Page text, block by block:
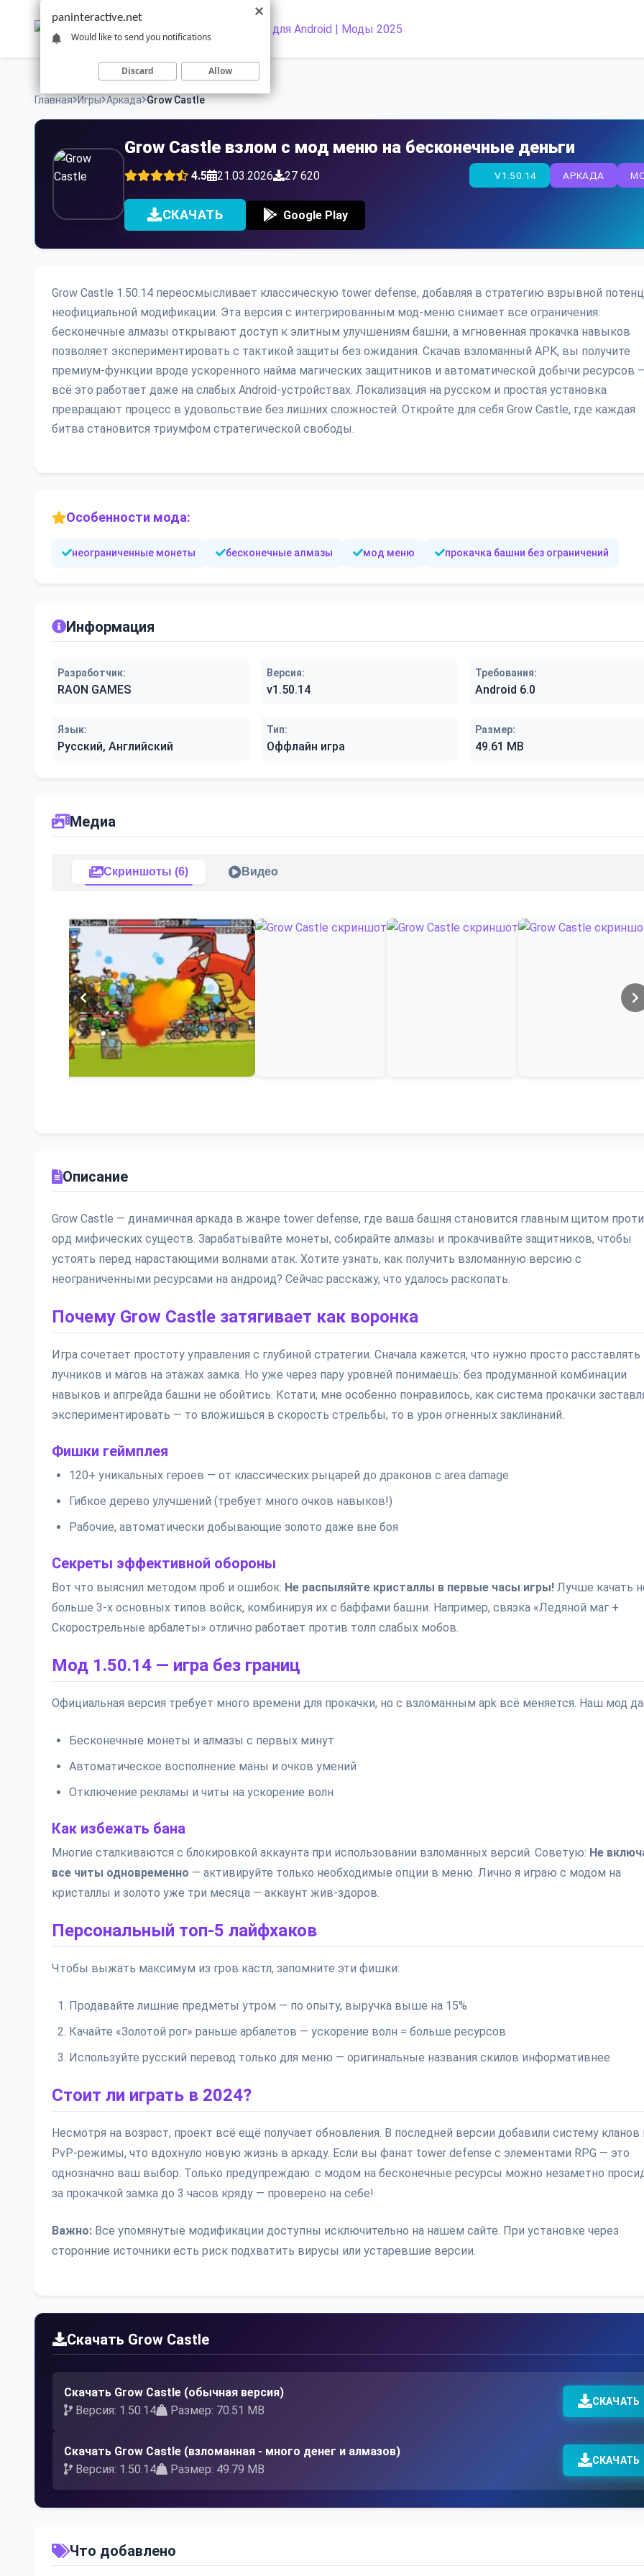
Главная Игры Аркада Grow Castle
Grow Castle взлом с мод меню на бесконечные деньги
4.5 21.03.2026 27 620 АРКАДА
V1.50.14
СКАЧАТЬ Google Play
Grow Castle 1.50.14 переосмысливает классическую tower defense, добавляя в стратегию взрывной
неофициальной модификации. Эта версия с интегрированным мод-меню снимает все ограничения:
бесконечные алмазы открывают доступ к элитным улучшениям башни, а мгновенная прокачка навыков
позволяет экспериментировать с тактикой защиты без ожидания. Скачав взломанный APK, вы получите
премиум-функции вроде ускоренного найма магических защитников и автоматической добычи ресурсов
всё это работает даже на слабых Android-устройствах. Локализация на русском и простая установка
превращают процесс в удовольствие без лишних сложностей. Откройте для себя Grow Castle, где каждая
битва становится триумфом стратегической свободы.
Особенности мода:
неограниченные монеты бесконечные алмазы мод меню прокачка башни без ограничений
Информация
Разработчик:
RAON GAMES
Версия:
v1.50.14
Требования:
Android 6.0
Язык:
Русский, Английский
Тип:
Оффлайн игра
Размер:
49.61 MB
Медиа
Скриншоты (6) Видео
Описание
Grow Castle — динамичная аркада в жанре tower defense, где ваша башня становится главным щитом
орд мифических существ. Зарабатывайте монеты, собирайте алмазы и прокачивайте защитников, чтобы
устоять перед нарастающими волнами атак. Хотите узнать, как получить взломанную версию с
неограниченными ресурсами на андроид? Сейчас расскажу, что удалось раскопать.
Почему Grow Castle затягивает как воронка
Игра сочетает простоту управления с глубиной стратегии. Сначала кажется, что нужно просто расставлять
лучников и магов на этажах замка. Но уже через пару уровней понимаешь: без продуманной комбинации
навыков и апгрейда башни не обойтись. Кстати, мне особенно понравилось, как система прокачки
экспериментировать — то вложишься в скорость стрельбы, то в урон огненных заклинаний.
Фишки геймплея
120+ уникальных героев — от классических рыцарей до драконов с area damage
Гибкое дерево улучшений (требует много очков навыков!)
Рабочие, автоматически добывающие золото даже вне боя
Секреты эффективной обороны
Вот что выяснил методом проб и ошибок: Не распыляйте кристаллы в первые часы игры! Лучше качать
больше 3-х основных типов войск, комбинируя их с баффами башни. Например, связка «Ледяной маг +
Скорострельные арбалеты» отлично работает против толп слабых мобов.
Мод 1.50.14 — игра без границ
Официальная версия требует много времени для прокачки, но с взломанным apk всё меняется. Наш мод
Бесконечные монеты и алмазы с первых минут
Автоматическое восполнение маны и очков умений
Отключение рекламы и читы на ускорение волн
Как избежать бана
Многие сталкиваются с блокировкой аккаунта при использовании взломанных версий. Советую: Не
все читы одновременно — активируйте только необходимые опции в меню. Лично я играю с модом на
кристаллы и золото уже три месяца — аккаунт жив-здоров.
Персональный топ-5 лайфхаков
Чтобы выжать максимум из гров кастл, запомните эти фишки:
Продавайте лишние предметы утром — по опыту, выручка выше на 15%
Качайте «Золотой рог» раньше арбалетов — ускорение волн = больше ресурсов
Используйте русский перевод только для меню — оригинальные названия скилов информативнее
Стоит ли играть в 2024?
Несмотря на возраст, проект всё ещё получает обновления. В последней версии добавили систему кланов
PvP-режимы, что вдохнуло новую жизнь в аркаду. Если вы фанат tower defense с элементами RPG — это
однозначно ваш выбор. Только предупреждаю: с модом на бесконечные ресурсы можно незаметно
за прокачкой замка до 3 часов кряду — проверено на себе!
Важно: Все упомянутые модификации доступны исключительно на нашем сайте. При установке через
сторонние источники есть риск подхватить вирусы или устаревшие версии.
Скачать Grow Castle
Скачать Grow Castle (обычная версия)
Версия: 1.50.14
Размер: 70.51 MB
СКАЧАТЬ
Скачать Grow Castle (взломанная - много денег и алмазов)
Версия: 1.50.14
Размер: 49.79 MB
СКАЧАТЬ
Что добавлено
paninteractive.net
Would like to send you notifications
Discard Allow